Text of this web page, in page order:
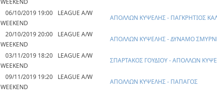
06/10/2019 19:00
LEAGUE A/W
WEEKEND
ΑΠΟΛΛΩΝ ΚΥΨΕΛΗΣ - ΠΑΓΚΡΗΤΙΟΣ
20/10/2019 20:00
LEAGUE A/W
WEEKEND
ΑΠΟΛΛΩΝ ΚΥΨΕΛΗΣ - ΔΥΝΑΜΟ
03/11/2019 18:20
LEAGUE A/W
WEEKEND
ΣΠΑΡΤΑΚΟΣ ΓΟΥΔΙΟΥ - ΑΠΟΛΛΩΝ
09/11/2019 19:20
LEAGUE A/W
WEEKEND
ΑΠΟΛΛΩΝ ΚΥΨΕΛΗΣ - ΠΑΠΑΓΟΣ